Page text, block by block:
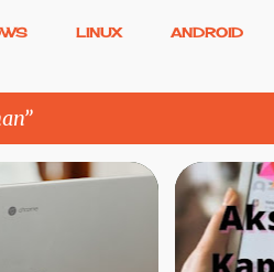
LINUX ANDROID
ANDROID